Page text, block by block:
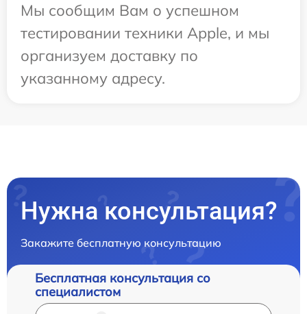
Мы сообщим Вам о успешном
тестировании техники Apple, и мы
организуем доставку по
указанному адресу.
Нужна консультация?
Закажите бесплатную консультацию
Бесплатная консультация со
специалистом